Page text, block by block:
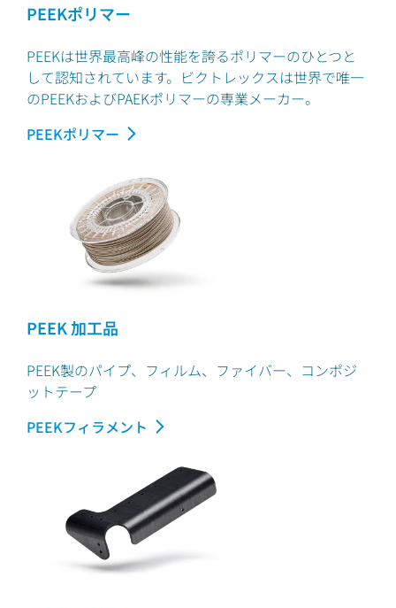
PEEKポリマー
PEEKは世界最高峰の性能を誇るポリマーのひとつと
して認知されています。ビクトレックスは世界で唯一
のPEEKおよびPAEKポリマーの専業メーカー。
PEEKポリマー
PEEK 加工品
PEEK製のパイプ、フィルム、ファイバー、コンポジ
ットテープ
PEEKフィラメント